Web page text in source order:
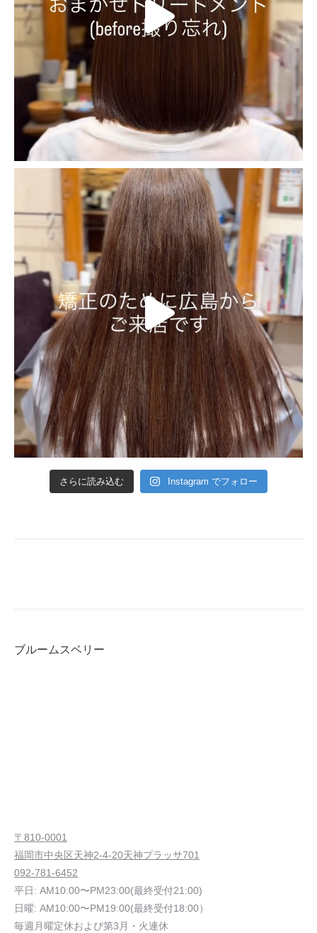
さらに読み込む Instagram でフォロー
ブルームスベリー
〒810-0001
福岡市中央区天神2-4-20天神プラッサ701
092-781-6452
平日: AM10:00〜PM23:00(最終受付21:00)
日曜: AM10:00〜PM19:00(最終受付18:00）
毎週月曜定休および第3月・火連休